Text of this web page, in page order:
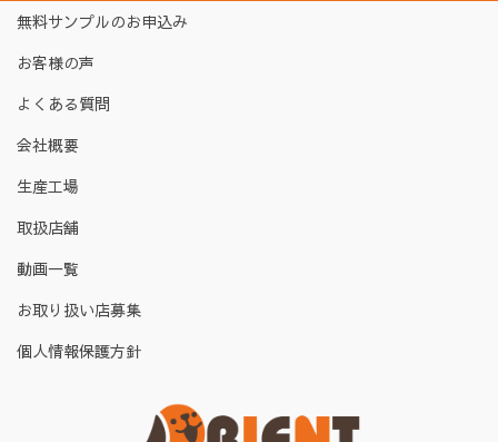
無料サンプルのお申込み
お客様の声
よくある質問
会社概要
生産工場
取扱店舗
動画一覧
お取り扱い店募集
個人情報保護方針